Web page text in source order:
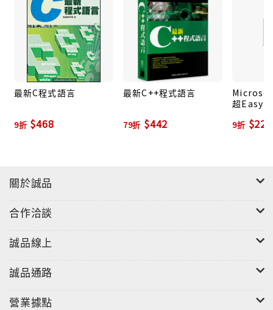
‧ 行車紀錄影片的馬賽克處理
‧ 活動花絮紀錄 / 家庭生活剪影 / 產品廣宣 CF / 自拍 MV
微電影
‧ 風景旅遊特輯 / 婚禮成長影片 / 精華片段速寫 / 軟體操
作教學影片
‧ iPhone、iPad、Android 智慧手機、數位相機、
最新C程式語言
9折 $468
最新C++程式語言
79折 $442
超Easy (
9折 $224
關於誠品
合作洽談
誠品線上
誠品通路
營業據點